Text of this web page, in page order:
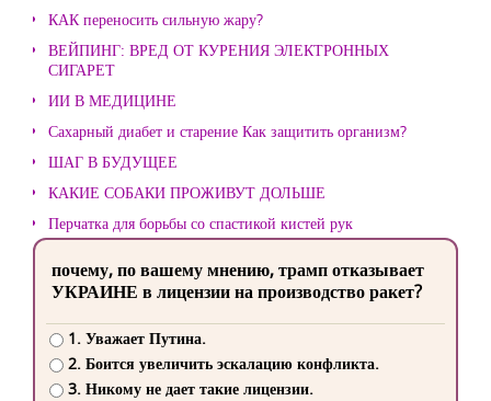
КАК переносить сильную жару?
ВЕЙПИНГ: ВРЕД ОТ КУРЕНИЯ ЭЛЕКТРОННЫХ
СИГАРЕТ
ИИ В МЕДИЦИНЕ
Сахарный диабет и старение Как защитить организм?
ШАГ В БУДУЩЕЕ
КАКИЕ СОБАКИ ПРОЖИВУТ ДОЛЬШЕ
Перчатка для борьбы со спастикой кистей рук
почему, по вашему мнению, трамп отказывает
УКРАИНЕ в лицензии на производство ракет?
1. Уважает Путина.
2. Боится увеличить эскалацию конфликта.
3. Никому не дает такие лицензии.